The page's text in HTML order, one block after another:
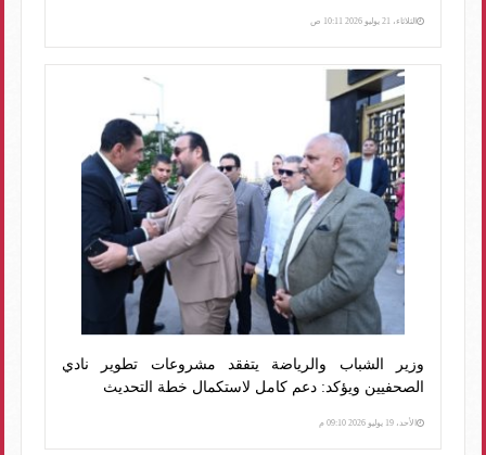
الثلاثاء، 21 يوليو 2026 10:11 ص
وزير الشباب والرياضة يتفقد مشروعات تطوير نادي
الصحفيين ويؤكد: دعم كامل لاستكمال خطة التحديث
الأحد، 19 يوليو 2026 09:10 م